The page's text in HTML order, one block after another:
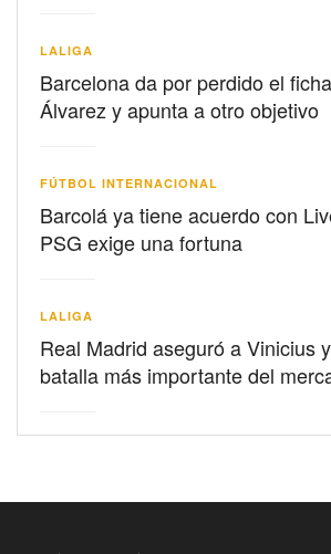
LALIGA
Barcelona da por perdido el
Álvarez y apunta a otro objetivo
FÚTBOL INTERNACIONAL
Barcolá ya tiene acuerdo con
PSG exige una fortuna
LALIGA
Real Madrid aseguró a Vinicius
batalla más importante del